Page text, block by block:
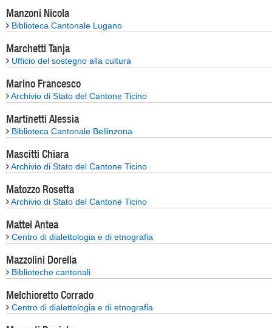
Manzoni Nicola
Biblioteca Cantonale Lugano
Marchetti Tanja
Ufficio del sostegno alla cultura
Marino Francesco
Archivio di Stato del Cantone Ticino
Martinetti Alessia
Biblioteca Cantonale Bellinzona
Mascitti Chiara
Archivio di Stato del Cantone Ticino
Matozzo Rosetta
Archivio di Stato del Cantone Ticino
Mattei Antea
Centro di dialettologia e di etnografia
Mazzolini Dorella
Biblioteche cantonali
Melchioretto Corrado
Centro di dialettologia e di etnografia